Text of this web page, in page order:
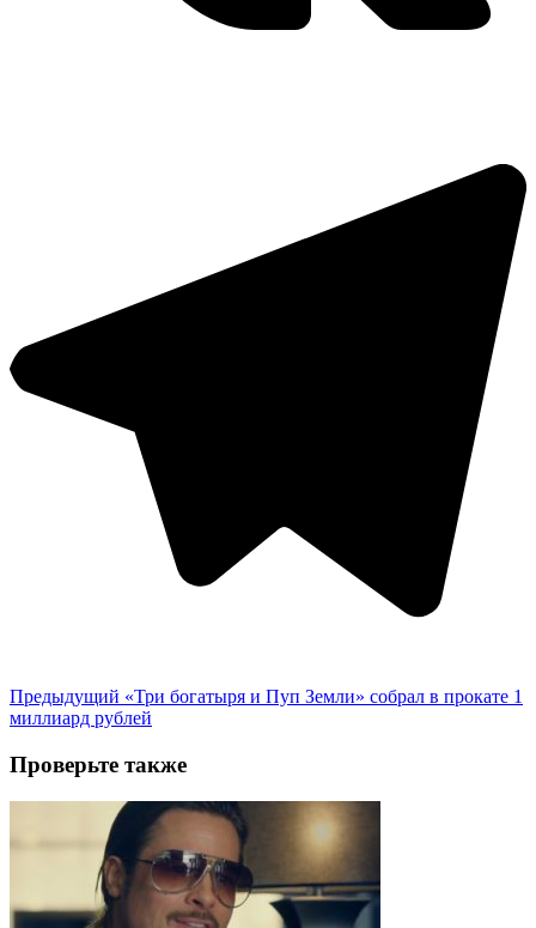
Предыдущий «Три богатыря и Пуп Земли» собрал в прокате 1
миллиард рублей
Проверьте также